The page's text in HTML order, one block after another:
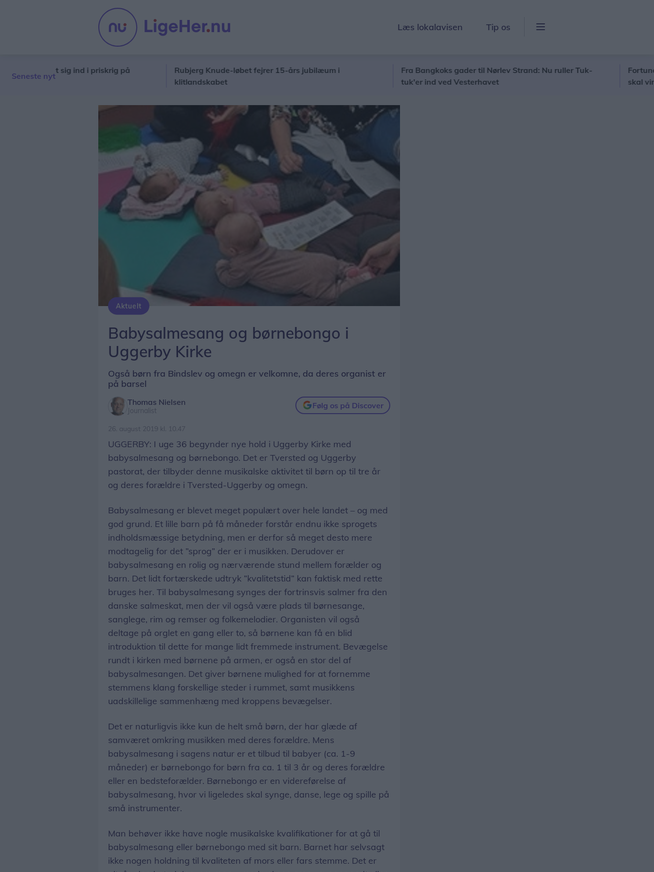
Læs lokalavisen Tip os
Seneste nyt
meldt sig ind i priskrig på
Rubjerg Knude-løbet fejrer 15-års jubilæum i
klitlandskabet
Fra Bangkoks gader til Nørlev Strand: Nu ruller Tuk-
tuk'er ind ved Vesterhavet
Fortuna-
skal vinde
Aktuelt
Babysalmesang og børnebongo i
Uggerby Kirke
Også børn fra Bindslev og omegn er velkomne, da deres organist er
på barsel
Thomas Nielsen
Journalist
Følg os på Discover
26. august 2019 kl. 10.47
UGGERBY: I uge 36 begynder nye hold i Uggerby Kirke med
babysalmesang og børnebongo. Det er Tversted og Uggerby
pastorat, der tilbyder denne musikalske aktivitet til børn op til tre år
og deres forældre i Tversted-Uggerby og omegn.
Babysalmesang er blevet meget populært over hele landet – og med
god grund. Et lille barn på få måneder forstår endnu ikke sprogets
indholdsmæssige betydning, men er derfor så meget desto mere
modtagelig for det ”sprog” der er i musikken. Derudover er
babysalmesang en rolig og nærværende stund mellem forælder og
barn. Det lidt fortærskede udtryk ”kvalitetstid” kan faktisk med rette
bruges her. Til babysalmesang synges der fortrinsvis salmer fra den
danske salmeskat, men der vil også være plads til børnesange,
sanglege, rim og remser og folkemelodier. Organisten vil også
deltage på orglet en gang eller to, så børnene kan få en blid
introduktion til dette for mange lidt fremmede instrument. Bevægelse
rundt i kirken med børnene på armen, er også en stor del af
babysalmesangen. Det giver børnene mulighed for at fornemme
stemmens klang forskellige steder i rummet, samt musikkens
uadskillelige sammenhæng med kroppens bevægelser.
Det er naturligvis ikke kun de helt små børn, der har glæde af
samværet omkring musikken med deres forældre. Mens
babysalmesang i sagens natur er et tilbud til babyer (ca. 1-9
måneder) er børnebongo for børn fra ca. 1 til 3 år og deres forældre
eller en bedsteforælder. Børnebongo er en videreførelse af
babysalmesang, hvor vi ligeledes skal synge, danse, lege og spille på
små instrumenter.
Man behøver ikke have nogle musikalske kvalifikationer for at gå til
babysalmesang eller børnebongo med sit barn. Barnet har selvsagt
ikke nogen holdning til kvaliteten af mors eller fars stemme. Det er